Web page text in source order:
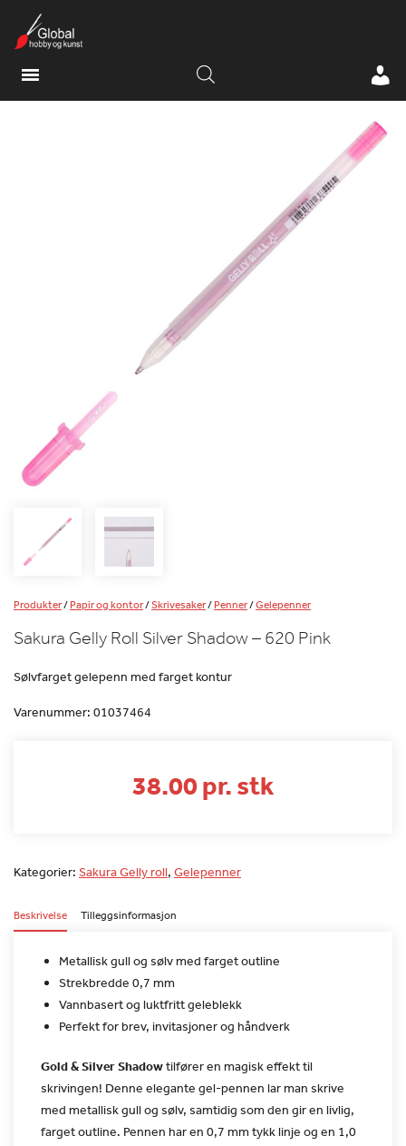
Produkter/Papir og kontor/Skrivesaker/Penner/Gelepenner
Sakura Gelly Roll Silver Shadow – 620 Pink
Sølvfarget gelepenn med farget kontur
Varenummer: 01037464
38.00 pr. stk
Kategorier: Sakura Gelly roll, Gelepenner
Beskrivelse Tilleggsinformasjon
Metallisk gull og sølv med farget outline
Strekbredde 0,7 mm
Vannbasert og luktfritt geleblekk
Perfekt for brev, invitasjoner og håndverk
Gold & Silver Shadowtilfører en magisk effekttil
skrivingen! Denne elegante gel-pennen lar man skrive
med metallisk gull og sølv, samtidig som den gir en livlig,
fargetoutline. Pennen har en 0,7 mm tykk linje og en 1,0